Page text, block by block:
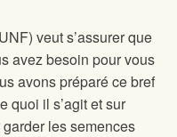
veut s’assurer que
avez besoin pour vous
avons préparé ce bref
quoi il s’agit et sur
les semences